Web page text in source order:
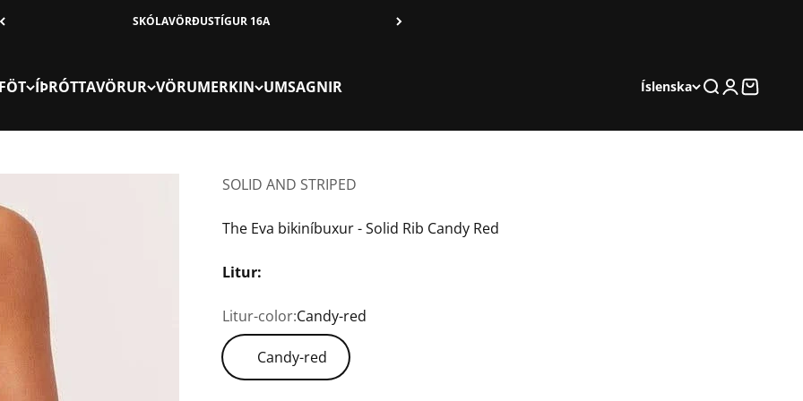
SKÓLAVÖRÐUSTÍGUR 16A
ÍÞRÓTTAVÖRUR VÖRUMERKIN UMSAGNIR Íslenska LeitaInnskráning
Karfa
SOLID AND STRIPED
The Eva bikiníbuxur - Solid Rib Candy Red
Litur:
Litur-color:Candy-red
Candy-red